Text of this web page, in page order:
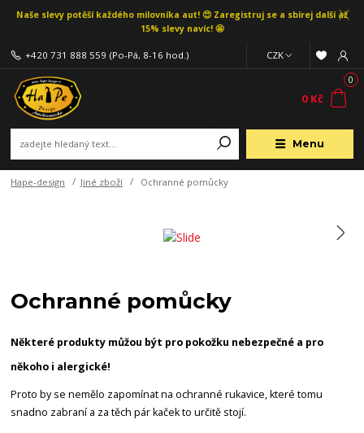
Naše slevy potěší každého milovníka aut! 😍 Zaregistruj se a sbírej další až
15% slevy navíc! 🤩
Menu
CZK
+420 731 888 559 (Po-Pá, 8-16 hod.)
0
0 Kč
Hape-design Jiné zboží Ochranné pomůcky
Ochranné pomůcky
Některé produkty můžou být pro pokožku nebezpečné a pro
někoho i alergické!
Proto by se nemělo zapomínat na ochranné rukavice, které tomu
snadno zabraní a za těch pár kaček to určitě stojí.